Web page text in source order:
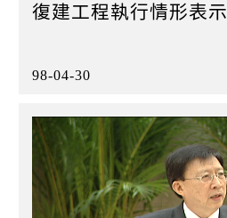
復建工程執行情形表示
98-04-30